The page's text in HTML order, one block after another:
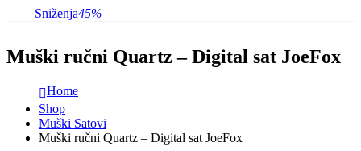
Sniženja45%
Muški ručni Quartz – Digital sat JoeFox
Home
Shop
Muški Satovi
Muški ručni Quartz – Digital sat JoeFox